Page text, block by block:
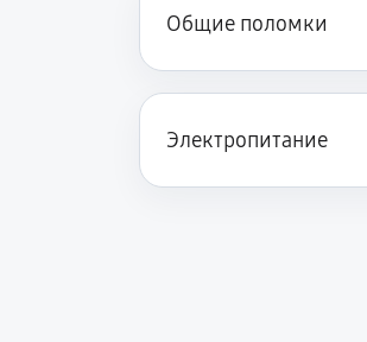
Общие поломки
Электропитание